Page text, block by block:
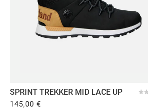
LINER SOCKS 3P
12,95 €
1/4 SOCKS
12,95 €
SPRINT TREKKER MID LACE UP
SNEAKER
145,00 €